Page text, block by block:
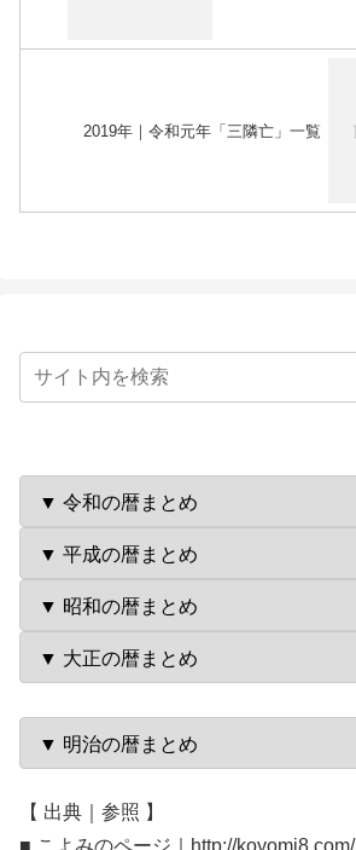
2019年｜令和元年「三隣亡」一覧
【 出典｜参照 】